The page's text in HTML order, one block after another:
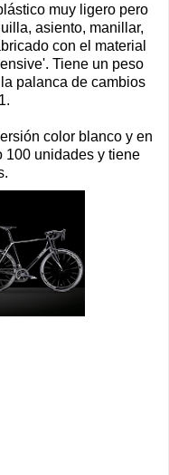
muy ligero pero
asiento, manillar,
con el material
Tiene un peso
palanca de cambios
color blanco y en
100 unidades y tiene